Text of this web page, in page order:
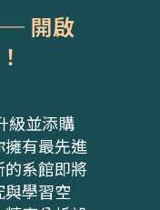
開啟
級並添購
有最先進
系館即將
學習空